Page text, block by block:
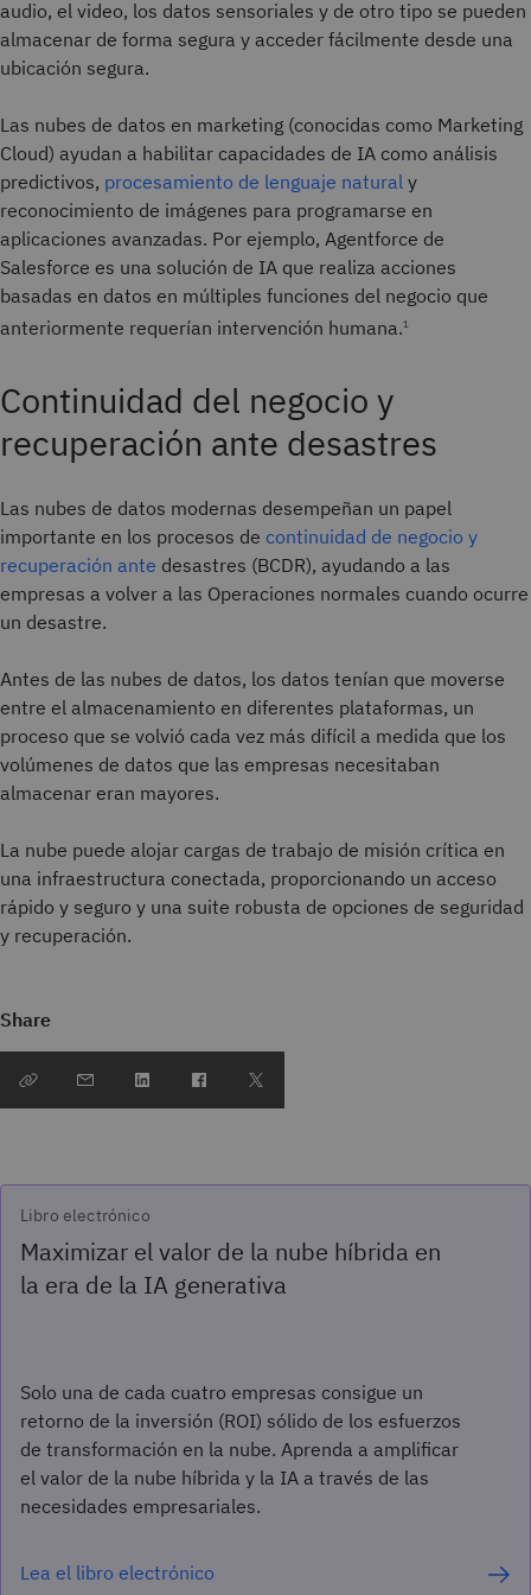
audio, el video, los datos sensoriales y de otro tipo se pueden
almacenar de forma segura y acceder fácilmente desde una
ubicación segura.
Las nubes de datos en marketing (conocidas como Marketing
Cloud) ayudan a habilitar capacidades de IA como análisis
predictivos, procesamiento de lenguaje natural y
reconocimiento de imágenes para programarse en
aplicaciones avanzadas. Por ejemplo, Agentforce de
Salesforce es una solución de IA que realiza acciones
basadas en datos en múltiples funciones del negocio que
anteriormente requerían intervención humana.1
Continuidad del negocio y
recuperación ante desastres
Las nubes de datos modernas desempeñan un papel
importante en los procesos de continuidad de negocio y
recuperación ante desastres (BCDR), ayudando a las
empresas a volver a las Operaciones normales cuando ocurre
un desastre.
Antes de las nubes de datos, los datos tenían que moverse
entre el almacenamiento en diferentes plataformas, un
proceso que se volvió cada vez más difícil a medida que los
volúmenes de datos que las empresas necesitaban
almacenar eran mayores.
La nube puede alojar cargas de trabajo de misión crítica en
una infraestructura conectada, proporcionando un acceso
rápido y seguro y una suite robusta de opciones de seguridad
y recuperación.
Share
Libro electrónico
Maximizar el valor de la nube híbrida en
la era de la IA generativa
Solo una de cada cuatro empresas consigue un
retorno de la inversión (ROI) sólido de los esfuerzos
de transformación en la nube. Aprenda a amplificar
el valor de la nube híbrida y la IA a través de las
necesidades empresariales.
Lea el libro electrónico